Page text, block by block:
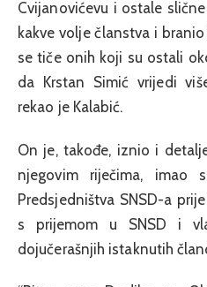
Cvijanovićevu i ostale
kakve volje članstva i
se tiče onih koji su ostali
da Krstan Simić vrijedi
rekao je Kalabić.
On je, takođe, iznio i
njegovim riječima, imao
Predsjedništva SNSD-a
s prijemom u SNSD i
dojučerašnjih istaknutih